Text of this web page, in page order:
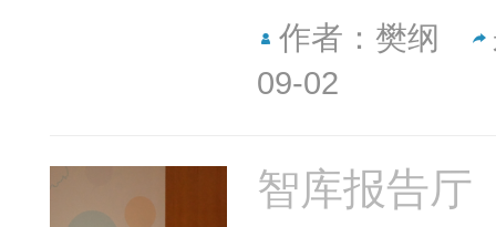
作者：樊纲
09-02
智库报告厅